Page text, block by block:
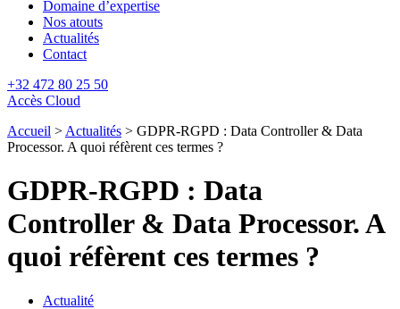
Domaine d’expertise
Nos atouts
Actualités
Contact
+32 472 80 25 50
Accès Cloud
Accueil > Actualités > GDPR-RGPD : Data Controller & Data
Processor. A quoi réfèrent ces termes ?
GDPR-RGPD : Data
Controller & Data Processor. A
quoi réfèrent ces termes ?
Actualité